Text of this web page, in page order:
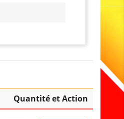
Quantité et Action